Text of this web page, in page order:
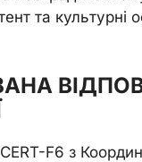
та культурні
CERT-F6 з